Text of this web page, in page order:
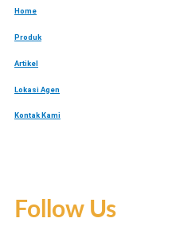
Home
Produk
Artikel
Lokasi Agen
Kontak Kami
Follow Us